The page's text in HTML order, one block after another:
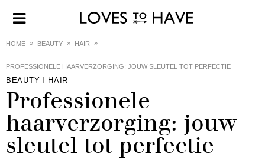
HOME BEAUTY HAIR
PROFESSIONELE HAARVERZORGING: JOUW SLEUTEL TOT PERFECTIE
BEAUTY HAIR
Professionele
haarverzorging: jouw
sleutel tot perfectie